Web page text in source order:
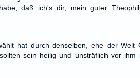
daß ich's dir, mein guter
hat durch denselben, ehe der Welt
sein heilig und unsträflich vor ihm